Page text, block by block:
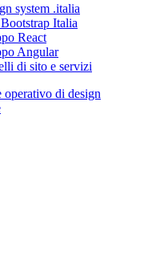
system .italia
Italia
React
Angular
di sito e servizi
operativo di design